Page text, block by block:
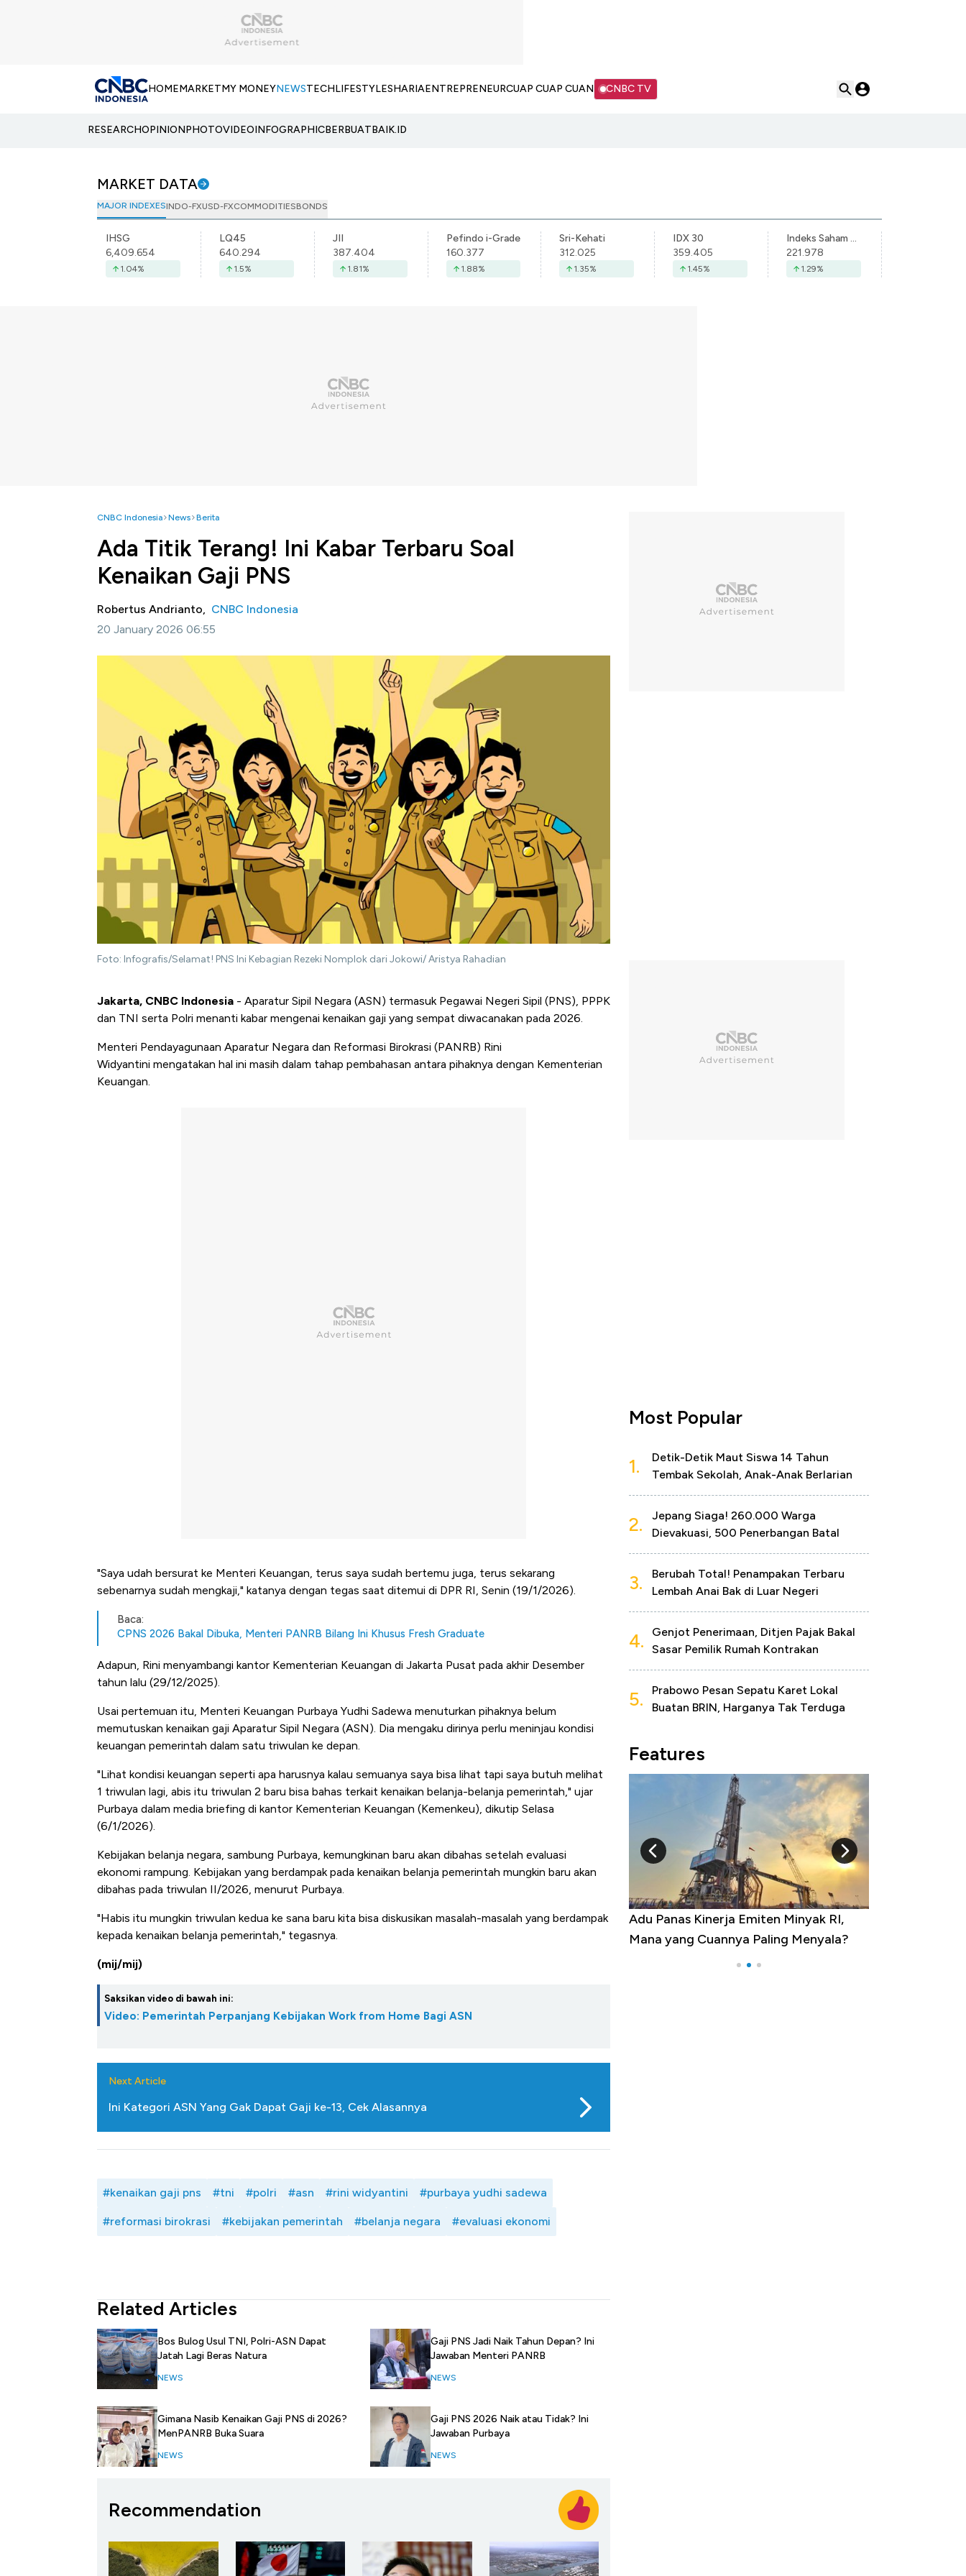
HOMEMARKETMY MONEYNEWSTECHLIFESTYLESHARIAENTREPRENEURCUAP CUAP CUAN CNBC TV
RESEARCHOPINIONPHOTOVIDEOINFOGRAPHICBERBUATBAIK.ID
MARKET DATA
MAJOR INDEXESINDO-FXUSD-FXCOMMODITIESBONDS
IHSG
6,409.654
1.04%
LQ45
640.294
1.5%
JII
387.404
1.81%
Pefindo i-Grade
160.377
1.88%
Sri-Kehati
312.025
1.35%
IDX 30
359.405
1.45%
Indeks Saham Syariah Indonesia
221.978
1.29%
CNBC Indonesia News Berita
Ada Titik Terang! Ini Kabar Terbaru Soal
Kenaikan Gaji PNS
Robertus Andrianto, CNBC Indonesia
20 January 2026 06:55
Foto: Infografis/Selamat! PNS Ini Kebagian Rezeki Nomplok dari Jokowi/ Aristya Rahadian
Jakarta, CNBC Indonesia - Aparatur Sipil Negara (ASN) termasuk Pegawai Negeri Sipil (PNS), PPPK
dan TNI serta Polri menanti kabar mengenai kenaikan gaji yang sempat diwacanakan pada 2026.
Menteri Pendayagunaan Aparatur Negara dan Reformasi Birokrasi (PANRB) Rini
Widyantini mengatakan hal ini masih dalam tahap pembahasan antara pihaknya dengan Kementerian
Keuangan.
"Saya udah bersurat ke Menteri Keuangan, terus saya sudah bertemu juga, terus sekarang
sebenarnya sudah mengkaji," katanya dengan tegas saat ditemui di DPR RI, Senin (19/1/2026).
Baca:
CPNS 2026 Bakal Dibuka, Menteri PANRB Bilang Ini Khusus Fresh Graduate
Adapun, Rini menyambangi kantor Kementerian Keuangan di Jakarta Pusat pada akhir Desember
tahun lalu (29/12/2025).
Usai pertemuan itu, Menteri Keuangan Purbaya Yudhi Sadewa menuturkan pihaknya belum
memutuskan kenaikan gaji Aparatur Sipil Negara (ASN). Dia mengaku dirinya perlu meninjau kondisi
keuangan pemerintah dalam satu triwulan ke depan.
"Lihat kondisi keuangan seperti apa harusnya kalau semuanya saya bisa lihat tapi saya butuh melihat
1 triwulan lagi, abis itu triwulan 2 baru bisa bahas terkait kenaikan belanja-belanja pemerintah," ujar
Purbaya dalam media briefing di kantor Kementerian Keuangan (Kemenkeu), dikutip Selasa
(6/1/2026).
Kebijakan belanja negara, sambung Purbaya, kemungkinan baru akan dibahas setelah evaluasi
ekonomi rampung. Kebijakan yang berdampak pada kenaikan belanja pemerintah mungkin baru akan
dibahas pada triwulan II/2026, menurut Purbaya.
"Habis itu mungkin triwulan kedua ke sana baru kita bisa diskusikan masalah-masalah yang berdampak
kepada kenaikan belanja pemerintah," tegasnya.
(mij/mij)
Saksikan video di bawah ini:
Video: Pemerintah Perpanjang Kebijakan Work from Home Bagi ASN
Next Article
Ini Kategori ASN Yang Gak Dapat Gaji ke-13, Cek Alasannya
#kenaikan gaji pns #tni #polri #asn #rini widyantini #purbaya yudhi sadewa
#reformasi birokrasi #kebijakan pemerintah #belanja negara #evaluasi ekonomi
Related Articles
Bos Bulog Usul TNI, Polri-ASN Dapat
Jatah Lagi Beras Natura
NEWS
Gimana Nasib Kenaikan Gaji PNS di 2026?
MenPANRB Buka Suara
NEWS
Gaji PNS Jadi Naik Tahun Depan? Ini
Jawaban Menteri PANRB
NEWS
Gaji PNS 2026 Naik atau Tidak? Ini
Jawaban Purbaya
NEWS
Recommendation
Most Popular
1.
Detik-Detik Maut Siswa 14 Tahun
Tembak Sekolah, Anak-Anak Berlarian
2.
Jepang Siaga! 260.000 Warga
Dievakuasi, 500 Penerbangan Batal
3.
Berubah Total! Penampakan Terbaru
Lembah Anai Bak di Luar Negeri
4.
Genjot Penerimaan, Ditjen Pajak Bakal
Sasar Pemilik Rumah Kontrakan
5.
Prabowo Pesan Sepatu Karet Lokal
Buatan BRIN, Harganya Tak Terduga
Features
Kongo Tutup Keran Ekspor, Harga
Adu Panas Kinerja Emiten Minyak RI,
Mana yang Cuannya Paling Menyala?